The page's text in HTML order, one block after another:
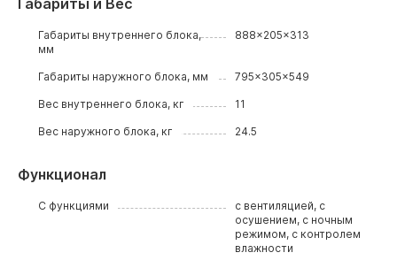
Габариты и Вес
Габариты внутреннего блока,
мм
888x205x313
Габариты наружного блока, мм 795x305x549
Вес внутреннего блока, кг 11
Вес наружного блока, кг 24.5
Функционал
С функциями
с вентиляцией, с
осушением, с ночным
режимом, с контролем
влажности